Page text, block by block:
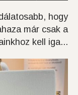
hogy
már csak a
kell iga...